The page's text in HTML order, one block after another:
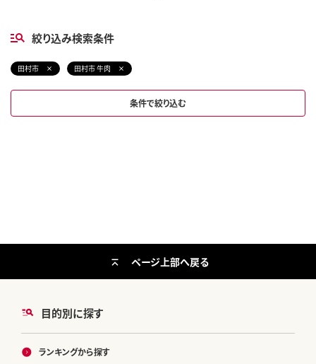
絞り込み検索条件
田村市 田村市 牛肉
条件で絞り込む
目的別に探す
ランキングから探す
ページ上部へ戻る